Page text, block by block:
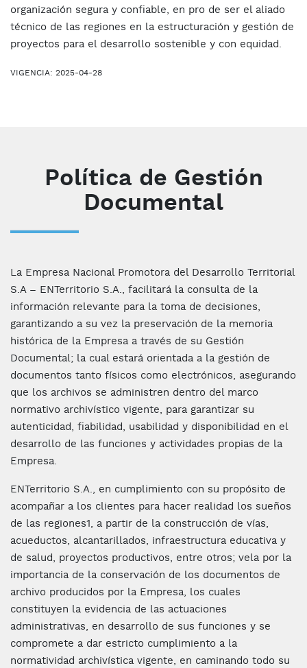
organización segura y confiable, en pro de ser el aliado
técnico de las regiones en la estructuración y gestión de
proyectos para el desarrollo sostenible y con equidad.
VIGENCIA: 2025-04-28
Política de Gestión
Documental
La Empresa Nacional Promotora del Desarrollo Territorial
S.A – ENTerritorio S.A., facilitará la consulta de la
información relevante para la toma de decisiones,
garantizando a su vez la preservación de la memoria
histórica de la Empresa a través de su Gestión
Documental; la cual estará orientada a la gestión de
documentos tanto físicos como electrónicos, asegurando
que los archivos se administren dentro del marco
normativo archivístico vigente, para garantizar su
autenticidad, fiabilidad, usabilidad y disponibilidad en el
desarrollo de las funciones y actividades propias de la
Empresa.
ENTerritorio S.A., en cumplimiento con su propósito de
acompañar a los clientes para hacer realidad los sueños
de las regiones1, a partir de la construcción de vías,
acueductos, alcantarillados, infraestructura educativa y
de salud, proyectos productivos, entre otros; vela por la
importancia de la conservación de los documentos de
archivo producidos por la Empresa, los cuales
constituyen la evidencia de las actuaciones
administrativas, en desarrollo de sus funciones y se
compromete a dar estricto cumplimiento a la
normatividad archivística vigente, en caminando todo su